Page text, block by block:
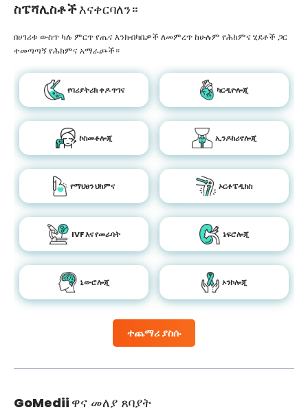
ስፔሻሊስቶችእናቀርባለን።
ተጨማሪ ያስሱ
በሀገሪቱ ውስጥ ካሉ ምርጥ የጤና እንክብካቤዎች ለመምረጥ ከሁሉም የሕክምና ሂደቶች ጋር
ተመጣጣኝ የሕክምና አማራጮች።
የባሪያትሪክ ቀዶ ጥገና ካርዲዮሎጂ
ኮስመቶሎጂ ኢንዶክሪኖሎጂ
የማህፀን ህክምና ኦርቶፔዲክስ
IVF እና የመራባት ኔፍሮሎጂ
ኒውሮሎጂ ኦንኮሎጂ
GoMedii ዋና መለያ ጸባያት